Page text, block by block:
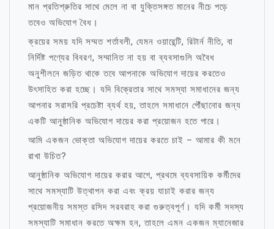
মান প্রতিশ্রুতির সাথে মেলে না বা যুক্তিসঙ্গত মানের নীচে পড়ে
তবেও অভিযোগ বৈধ।
ক্রয়ের সময় যদি সম্মত শর্তাবলী, যেমন ওয়ারেন্টি, রিটার্ন নীতি, বা
নির্দিষ্ট পণ্যের বিবরণ, সম্মানিত না হয় বা ব্যবসাগুলি অবৈধ
অনুশীলনে জড়িত থাকে তবে আপনাকে অভিযোগ দায়ের করতেও
উৎসাহিত করা হচ্ছে। যদি বিক্রেতার সাথে সমস্যা সমাধানের জন্য
আপনার সরাসরি প্রচেষ্টা ব্যর্থ হয়, তাহলে সমাধানে পৌঁছানোর জন্য
একটি আনুষ্ঠানিক অভিযোগ দায়ের করা প্রয়োজন হতে পারে।
আমি একজন ভোক্তা অভিযোগ দায়ের করতে চাই – আমার কী মনে
রাখা উচিত?
আনুষ্ঠানিক অভিযোগ দায়ের করার আগে, প্রথমে ব্যবসায়িক কর্মীদের
সাথে সমস্যাটি উত্থাপন করা এবং ক্রয় যাচাই করার জন্য
প্রয়োজনীয় সমস্ত রসিদ সরবরাহ করা গুরুত্বপূর্ণ। যদি কর্মী সদস্য
সমস্যাটি সমাধান করতে অক্ষম হন, তাহলে এমন একজন ম্যানেজার